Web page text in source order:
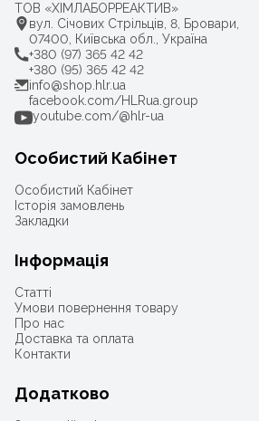
ТОВ «ХІМЛАБОРРЕАКТИВ»
вул. Січових Стрільців, 8, Бровари,
07400, Київська обл., Україна
+380 (97) 365 42 42
+380 (95) 365 42 42
info@shop.hlr.ua
facebook.com/HLRua.group
youtube.com/@hlr-ua
Особистий Кабінет
Особистий Кабінет
Історія замовлень
Закладки
Інформація
Статті
Умови повернення товару
Про нас
Доставка та оплата
Контакти
Додатково